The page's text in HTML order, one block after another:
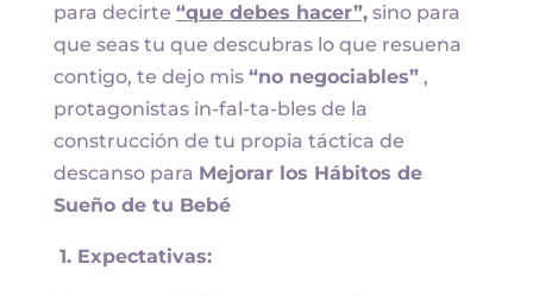
para decirte “que debes hacer”,sino para
que seas tu que descubras lo que resuena
contigo, te dejo mis “no negociables”,
protagonistas in-fal-ta-bles de la
construcción de tu propia táctica de
descanso para Mejorar los Hábitos de
Sueño de tu Bebé
1. Expectativas: